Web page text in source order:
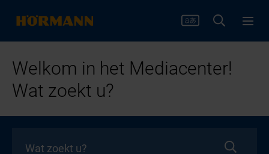
Welkom in het Mediacenter!
Wat zoekt u?